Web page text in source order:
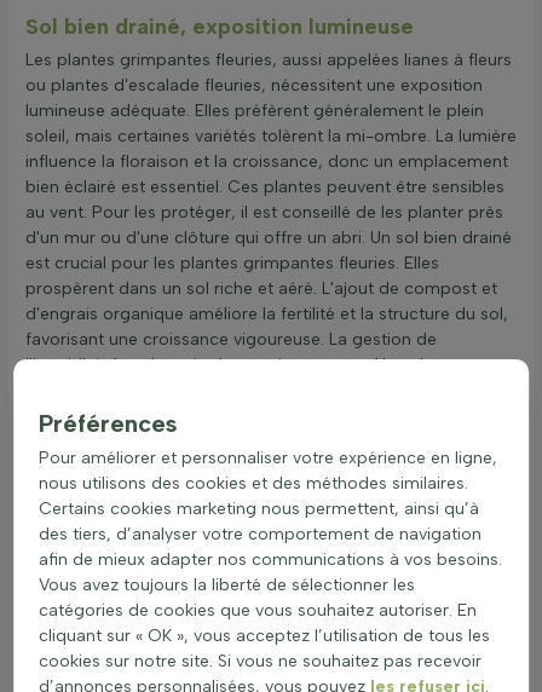
Sol bien drainé, exposition lumineuse
Les plantes grimpantes fleuries, aussi appelées lianes à fleurs
ou plantes d'escalade fleuries, nécessitent une exposition
lumineuse adéquate. Elles préfèrent généralement le plein
soleil, mais certaines variétés tolèrent la mi-ombre. La lumière
influence la floraison et la croissance, donc un emplacement
bien éclairé est essentiel. Ces plantes peuvent être sensibles
au vent. Pour les protéger, il est conseillé de les planter près
d'un mur ou d'une clôture qui offre un abri. Un sol bien drainé
est crucial pour les plantes grimpantes fleuries. Elles
prospèrent dans un sol riche et aéré. L'ajout de compost et
d'engrais organique améliore la fertilité et la structure du sol,
favorisant une croissance vigoureuse. La gestion de
l'humidité du sol est également importante. Un sol trop sec
surtout en période sèche, est recommandé. Concernant le
Un pH équilibré favorise l'absorption des nutriments
essentiels. En intégrant ces plantes dans des jardins fleuris,
elles apportent une touche de couleur et attirent les abeilles
et papillons, contribuant à un jardin écologique et
dynamique.
Quand et comment planter ces variétés
florales ?
Les plantes grimpantes fleuries, aussi appelées grimpantes
Préférences
Pour améliorer et personnaliser votre expérience en ligne,
nous utilisons des cookies et des méthodes similaires.
Certains cookies marketing nous permettent, ainsi qu’à
des tiers, d’analyser votre comportement de navigation
afin de mieux adapter nos communications à vos besoins.
Vous avez toujours la liberté de sélectionner les
catégories de cookies que vous souhaitez autoriser. En
cliquant sur « OK », vous acceptez l’utilisation de tous les
cookies sur notre site. Si vous ne souhaitez pas recevoir
d’annonces personnalisées, vous pouvez les refuser ici.